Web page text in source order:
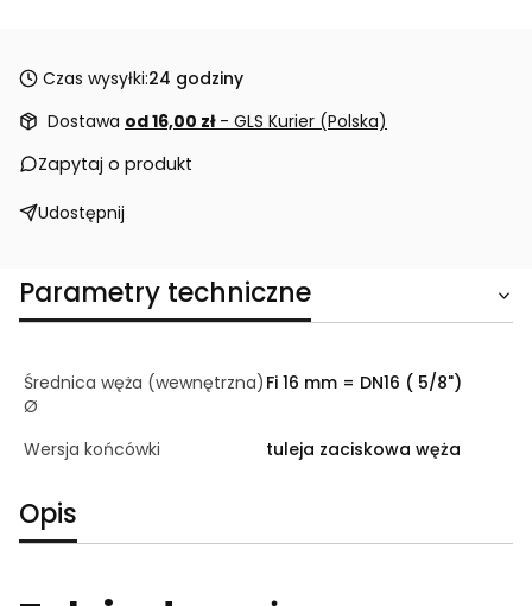
Czas wysyłki:24 godziny
Dostawa od 16,00 zł - GLS Kurier (Polska)
Zapytaj o produkt
Udostępnij
Parametry techniczne
Średnica węża (wewnętrzna)
Ø
Fi 16 mm = DN16 ( 5/8")
Wersja końcówki tuleja zaciskowa węża
Opis